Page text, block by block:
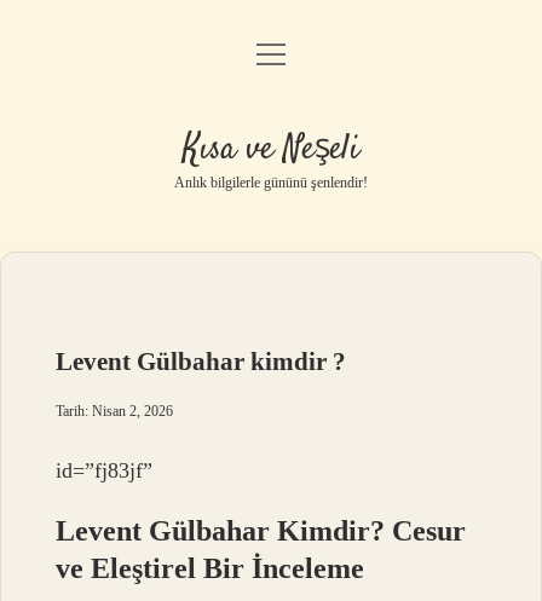
Anasayfa
Yasal Uyarı
menüyü
Kısa ve Neşeli
Anlık bilgilerle gününü şenlendir!
Levent Gülbahar kimdir ?
Tarih: Nisan 2, 2026
id=”fj83jf”
Levent Gülbahar Kimdir? Cesur
ve Eleştirel Bir İnceleme